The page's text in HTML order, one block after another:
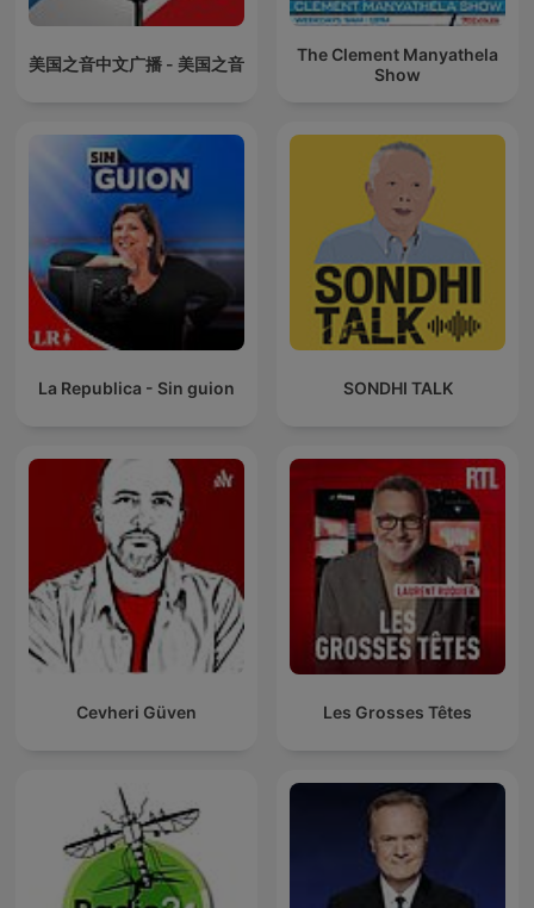
美国之音中文广播 - 美国之音
The Clement Manyathela
Show
La Republica - Sin guion SONDHI TALK
Cevheri Güven Les Grosses Têtes